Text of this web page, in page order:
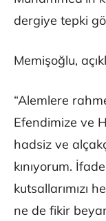
dergiye tepki
Memişoğlu,
“Alemlere
Efendimize ve
hadsiz ve
kınıyorum.
kutsallarımızı
ne de fikir